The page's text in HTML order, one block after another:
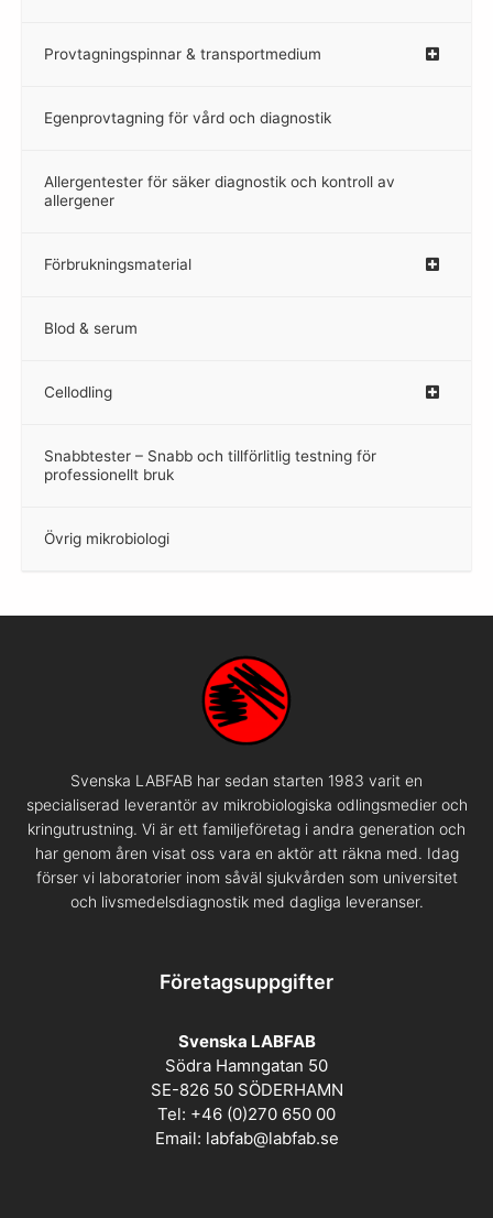
Provtagningspinnar & transportmedium
–
Egenprovtagning för vård och diagnostik
–
Allergentester för säker diagnostik och kontroll av
allergener
–
Förbrukningsmaterial
Blod & serum
Cellodling
–
Snabbtester – Snabb och tillförlitlig testning för
professionellt bruk
–
Övrig mikrobiologi
–
Svenska LABFAB har sedan starten 1983 varit en
specialiserad leverantör av mikrobiologiska odlingsmedier och
kringutrustning. Vi är ett familjeföretag i andra generation och
har genom åren visat oss vara en aktör att räkna med. Idag
förser vi laboratorier inom såväl sjukvården som universitet
och livsmedelsdiagnostik med dagliga leveranser.
Företagsuppgifter
Svenska LABFAB
Södra Hamngatan 50
SE-826 50 SÖDERHAMN
Tel: +46 (0)270 650 00
Email: labfab@labfab.se